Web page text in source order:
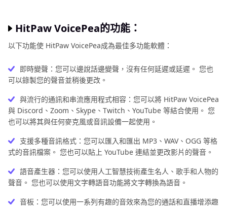
HitPaw VoicePea的功能：
以下功能使 HitPaw VoicePea成為最佳多功能軟體：
即時變聲：您可以邊說話邊變聲，沒有任何延遲或延遲。 您也
可以錄製您的聲音並稍後更改。
與流行的通訊和串流應用程式相容：您可以將 HitPaw VoicePea
與 Discord、Zoom、Skype、Twitch、YouTube 等結合使用。 您
也可以將其與任何麥克風或音訊設備一起使用。
支援多種音訊格式：您可以匯入和匯出 MP3、WAV、OGG 等格
式的音訊檔案。 您也可以貼上 YouTube 連結並更改影片的聲音。
語音產生器：您可以使用人工智慧技術產生名人、歌手和人物的
聲音。 您也可以使用文字轉語音功能將文字轉換為語音。
音板：您可以使用一系列有趣的音效來為您的通話和直播增添趣